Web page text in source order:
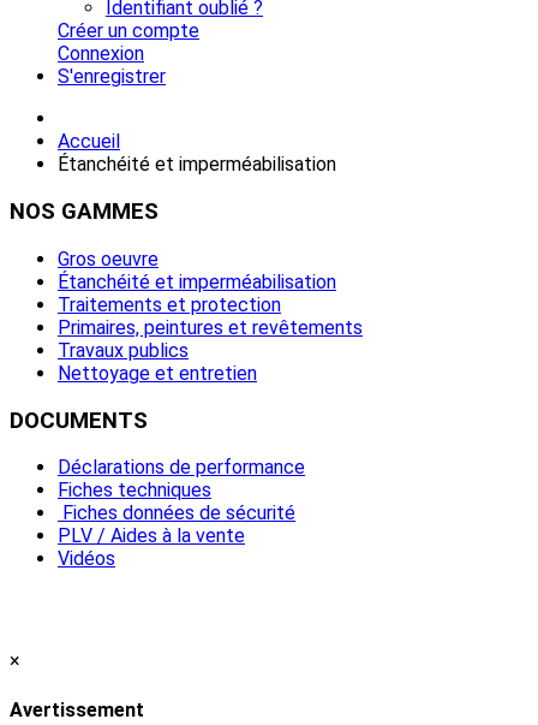
Identifiant oublié ?
Créer un compte
Connexion
S'enregistrer
Accueil
Étanchéité et imperméabilisation
NOS GAMMES
Gros oeuvre
Étanchéité et imperméabilisation
Traitements et protection
Primaires, peintures et revêtements
Travaux publics
Nettoyage et entretien
DOCUMENTS
Déclarations de performance
Fiches techniques
Fiches données de sécurité
PLV / Aides à la vente
Vidéos
×
Avertissement